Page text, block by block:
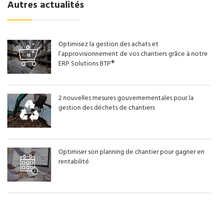
Autres actualités
Optimisez la gestion des achats et
l’approvisionnement de vos chantiers grâce à notre
ERP Solutions BTP®
2 nouvelles mesures gouvernementales pour la
gestion des déchets de chantiers
Optimiser son planning de chantier pour gagner en
rentabilité